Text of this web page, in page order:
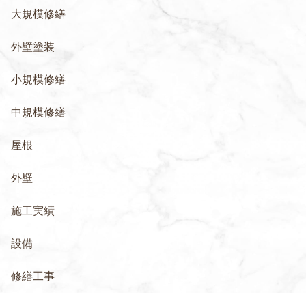
大規模修繕
外壁塗装
小規模修繕
中規模修繕
屋根
外壁
施工実績
設備
修繕工事